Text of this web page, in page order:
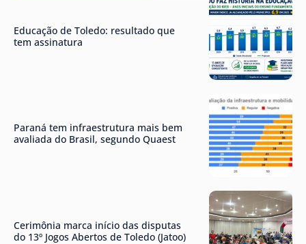
Educação de Toledo: resultado que
tem assinatura
Paraná tem infraestrutura mais bem
avaliada do Brasil, segundo Quaest
Cerimônia marca início das disputas
do 13º Jogos Abertos de Toledo (Jatoo)